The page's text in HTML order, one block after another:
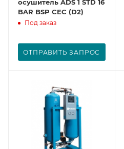
осушитель ADS 1 STD 16
BAR BSP CEC (D2)
Под заказ
ОТПРАВИТЬ ЗАПРОС